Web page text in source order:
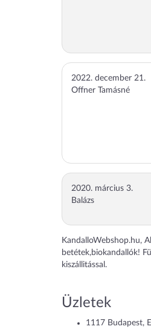
2022. december 21.
Offner Tamásné
2020. március 3.
Balázs
KandalloWebshop.hu,
betétek,biokandallók!
kiszállitással.
Üzletek
1117 Budapest,